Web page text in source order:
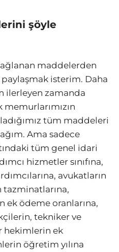
şöyle
maddelerden
paylaşmak isterim. Daha
ilerleyen zamanda
tüm maddeleri
Ama sadece
tüm genel idari
hizmetler sınıfına,
avukatların
ek ödeme oranlarına,
tekniker ve
hekimlerin ek
öğretim yılına